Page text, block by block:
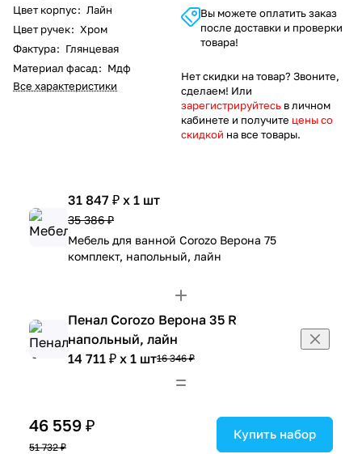
Цвет корпус: Лайн
Цвет ручек: Хром
Фактура: Глянцевая
Материал фасад: Мдф
Все характеристики
Вы можете оплатить заказ
после доставки и проверки
товара!
Нет скидки на товар? Звоните,
сделаем! Или
зарегистрируйтесь в личном
кабинете и получите цены со
скидкой на все товары.
31 847 ₽ x 1 шт
35 386 ₽
Мебель для ванной Corozo Верона 75
комплект, напольный, лайн
Пенал Corozo Верона 35 R
напольный, лайн
14 711 ₽ x 1 шт16 346 ₽
46 559 ₽
51 732 ₽
Купить набор